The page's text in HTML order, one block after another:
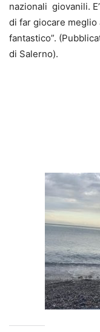
nazionali giovanili.
di far giocare meglio
fantastico”.
di Salerno).